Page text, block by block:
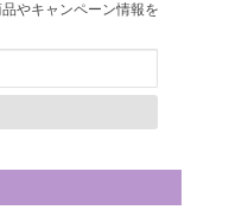
フラワー・オブ・ライフ 【神聖幾何学エネルギーカード】F-02
やキャンペーン情報を